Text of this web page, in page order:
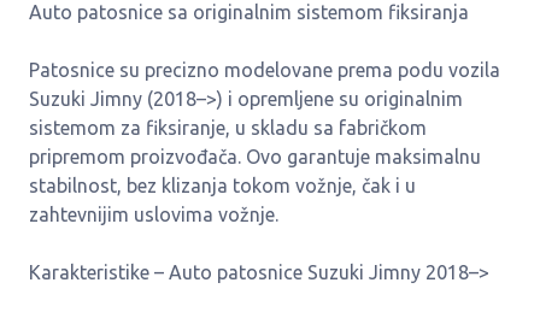
Auto patosnice sa originalnim sistemom fiksiranja
Patosnice su precizno modelovane prema podu vozila
Suzuki Jimny (2018–>) i opremljene su originalnim
sistemom za fiksiranje, u skladu sa fabričkom
pripremom proizvođača. Ovo garantuje maksimalnu
stabilnost, bez klizanja tokom vožnje, čak i u
zahtevnijim uslovima vožnje.
Karakteristike – Auto patosnice Suzuki Jimny 2018–>